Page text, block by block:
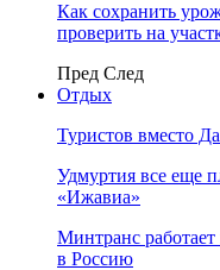
Как сохранить
проверить на
Пред След
Отдых
Туристов вместо
Удмуртия все еще
«Ижавиа»
Минтранс
в Россию